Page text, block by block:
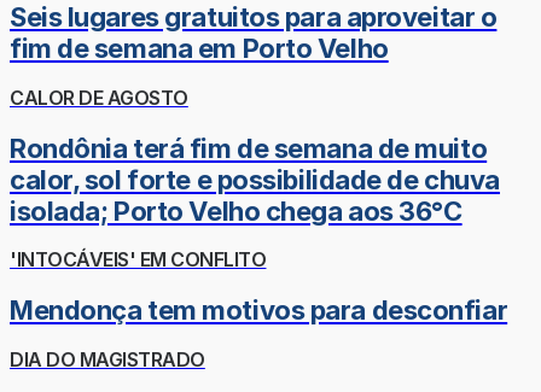
Seis lugares gratuitos para aproveitar o
fim de semana em Porto Velho
CALOR DE AGOSTO
Rondônia terá fim de semana de muito
calor, sol forte e possibilidade de chuva
isolada; Porto Velho chega aos 36°C
'INTOCÁVEIS' EM CONFLITO
Mendonça tem motivos para desconfiar
DIA DO MAGISTRADO